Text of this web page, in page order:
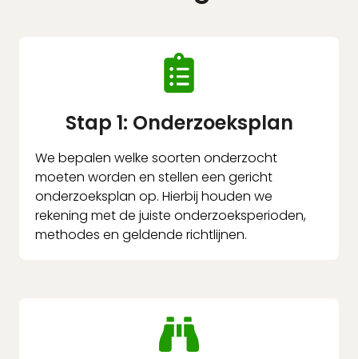
Stap 1: Onderzoeksplan
We bepalen welke soorten onderzocht
moeten worden en stellen een gericht
onderzoeksplan op. Hierbij houden we
rekening met de juiste onderzoeksperioden,
methodes en geldende richtlijnen.